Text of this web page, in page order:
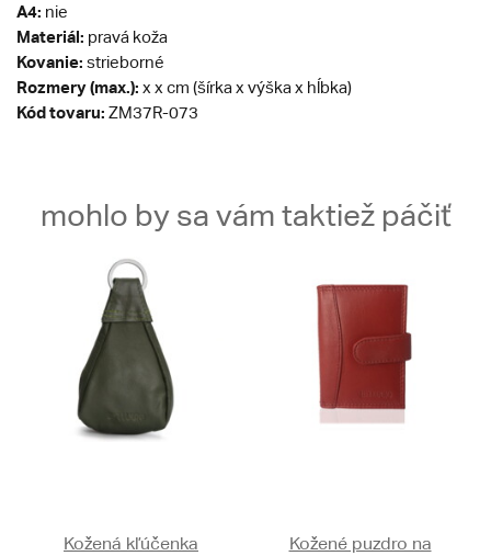
A4: nie
Materiál: pravá koža
Kovanie: strieborné
Rozmery (max.): x x cm (šírka x výška x hĺbka)
Kód tovaru: ZM37R-073
mohlo by sa vám taktiež páčiť
Kožená kľúčenka
Kožené puzdro na